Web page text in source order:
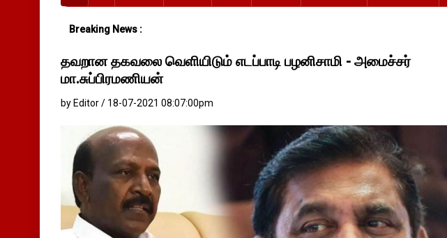
Breaking News :
தவறான தகவலை வெளியிடும் எடப்பாடி பழனிசாமி - அமைச்சர்
மா.சுப்பிரமணியன்
by Editor / 18-07-2021 08:07:00pm